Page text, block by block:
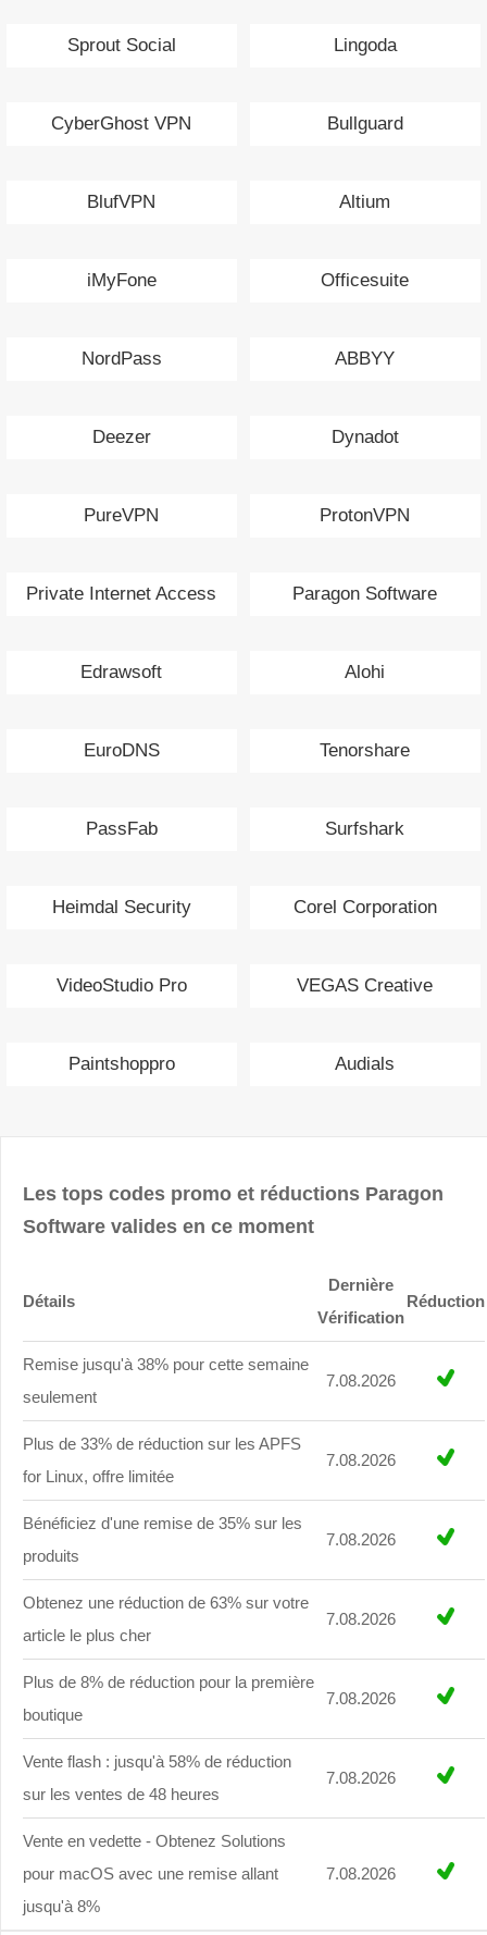
Sprout Social Lingoda
CyberGhost VPN Bullguard
BlufVPN Altium
iMyFone Officesuite
NordPass ABBYY
Deezer Dynadot
PureVPN ProtonVPN
Private Internet Access Paragon Software
Edrawsoft Alohi
EuroDNS Tenorshare
PassFab Surfshark
Heimdal Security Corel Corporation
VideoStudio Pro VEGAS Creative
Paintshoppro Audials
Les tops codes promo et réductions Paragon
Software valides en ce moment
Détails
Dernière
Vérification
Réduction
Remise jusqu'à 38% pour cette semaine
seulement
7.08.2026
Plus de 33% de réduction sur les APFS
for Linux, offre limitée
7.08.2026
Bénéficiez d'une remise de 35% sur les
produits
7.08.2026
Obtenez une réduction de 63% sur votre
article le plus cher
7.08.2026
Plus de 8% de réduction pour la première
boutique
7.08.2026
Vente flash : jusqu'à 58% de réduction
sur les ventes de 48 heures
7.08.2026
Vente en vedette - Obtenez Solutions
pour macOS avec une remise allant
jusqu'à 8%
7.08.2026